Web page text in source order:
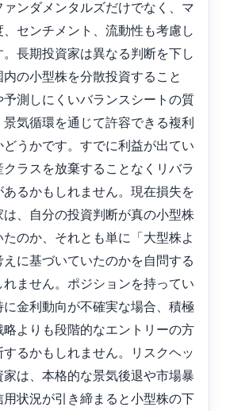
ンダメンタルズだけでなく、マ
センチメント、流動性も考慮し
長期投資家は異なる判断を下し
内の小型株を分散投資すること
測しにくいバランスシートの質
気循環を通じて許容できる複利
うかです。すでに利益が出てい
ラスを放棄することなくリバラ
あるかもしれません。現在損失を
、自分の投資判断が真の小型株
のか、それとも単に「大型株よ
えに基づいていたのかを自問する
ません。ポジションを持ってい
金利動向が不確実な場合、積極
よりも段階的なエントリーの方
るかもしれません。リスクヘッ
家は、本格的な景気後退や市場暴
状況が引き締まると小型株の下